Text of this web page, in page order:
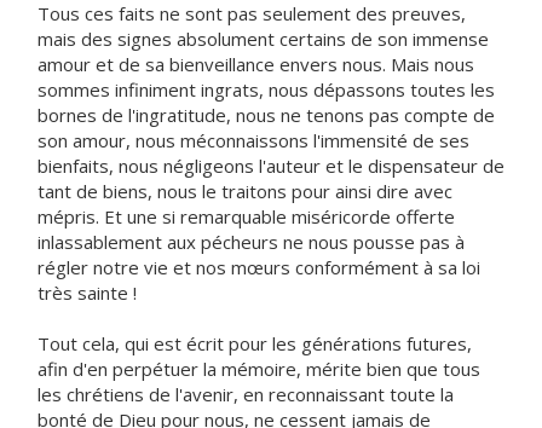
Tous ces faits ne sont pas seulement des preuves,
mais des signes absolument certains de son immense
amour et de sa bienveillance envers nous. Mais nous
sommes infiniment ingrats, nous dépassons toutes les
bornes de l'ingratitude, nous ne tenons pas compte de
son amour, nous méconnaissons l'immensité de ses
bienfaits, nous négligeons l'auteur et le dispensateur de
tant de biens, nous le traitons pour ainsi dire avec
mépris. Et une si remarquable miséricorde offerte
inlassablement aux pécheurs ne nous pousse pas à
régler notre vie et nos mœurs conformément à sa loi
très sainte !
Tout cela, qui est écrit pour les générations futures,
afin d'en perpétuer la mémoire, mérite bien que tous
les chrétiens de l'avenir, en reconnaissant toute la
bonté de Dieu pour nous, ne cessent jamais de